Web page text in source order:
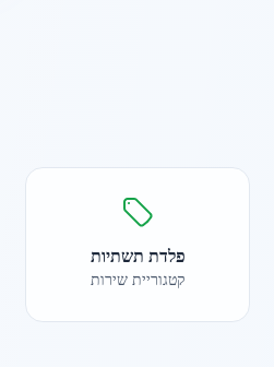
פלדת תשתיות
קטגוריית שירות